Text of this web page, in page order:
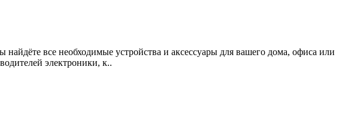
все необходимые устройства и аксессуары для вашего дома, офиса или
электроники, к..